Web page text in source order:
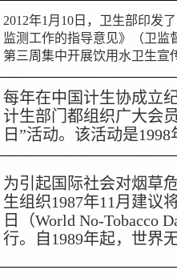
2012年1 月 10 日 ，卫生部印发
监测工作的指导意见》（卫监
第三周集中开展饮用水卫生宣
每年在中国计生协成立
计生部门都组织广大会
日”活动。该活动是1998
为引起国际社会对烟草
生组织1987年11 月建议
日（World No-Tobacco
行。自 1989年起，世界